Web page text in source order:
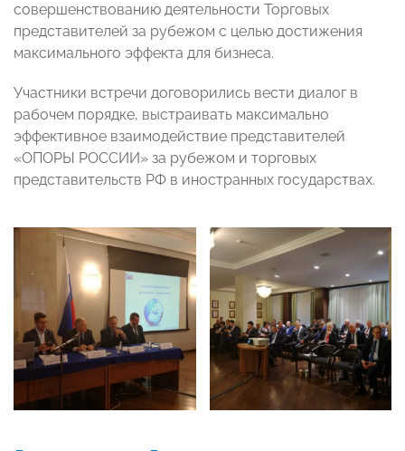
совершенствованию деятельности Торговых
представителей за рубежом с целью достижения
максимального эффекта для бизнеса.
Участники встречи договорились вести диалог в
рабочем порядке, выстраивать максимально
эффективное взаимодействие представителей
«ОПОРЫ РОССИИ» за рубежом и торговых
представительств РФ в иностранных государствах.